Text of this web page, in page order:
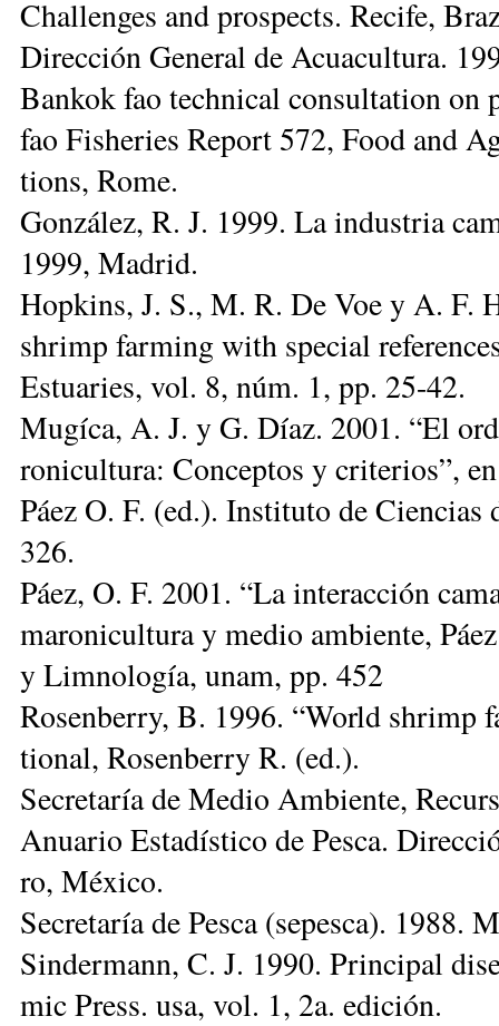
Cha­llen­ges and pros­pects. Re­ci­fe,
Di­rec­ción Ge­ne­ral de Acua­cul­tu­ra.
Ban­kok fao tech­ni­cal con­sul­ta­tion
fao Fis­he­ries Re­port 572, Food and
tions, Ro­me.
Gon­zá­lez, R. J. 1999. La in­dus­tria
1999, Ma­drid.
Hop­kins, J. S., M. R. De Voe y A. F.
sh­rimp far­ming with spe­cial
Es­tua­ries, vol. 8, núm. 1, pp. 25-42.
Mu­gí­ca, A. J. y G. Díaz. 2001. “El
ro­ni­cul­tu­ra: Con­cep­tos y cri­te­rios”,
Páez O. F. (ed.). Ins­ti­tu­to de
326.
Páez, O. F. 2001. “La in­te­rac­ción
ma­ro­ni­cul­tu­ra y me­dio am­bien­te,
y Lim­no­lo­gía, unam, pp. 452
Ro­sen­berry, B. 1996. “World
tio­nal, Ro­sen­berry R. (ed.).
Se­cre­ta­ría de Me­dio Am­bien­te,
Anua­rio Es­ta­dís­ti­co de Pes­ca.
ro, Mé­xi­co.
Se­cre­ta­ría de Pes­ca (sepesca). 1988.
Sin­der­mann, C. J. 1990. Prin­ci­pal
mic Press. usa, vol. 1, 2a. edi­ción.